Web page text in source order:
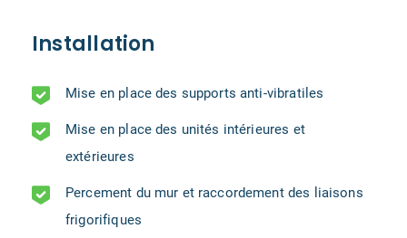
Installation
Mise en place des supports anti-vibratiles
Mise en place des unités intérieures et
extérieures
Percement du mur et raccordement des liaisons
frigorifiques